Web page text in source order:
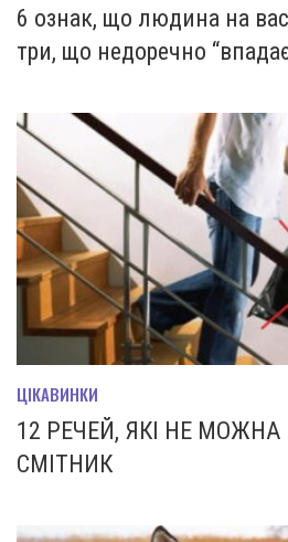
6 ознак, що людина на
три, що недоречно
ЦІКАВИНКИ
12 РЕЧЕЙ, ЯКІ НЕ
СМІТНИК